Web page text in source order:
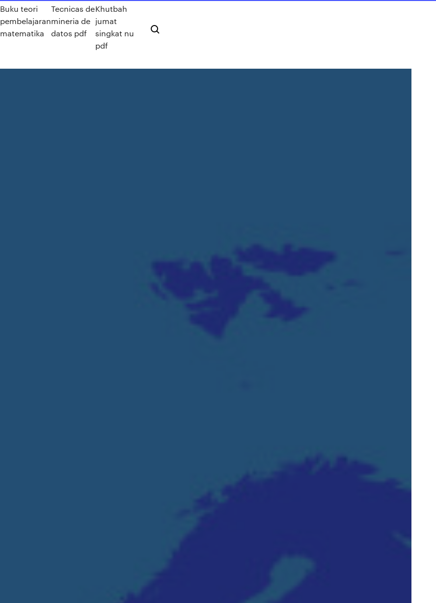
Buku teori
pembelajaran
matematika
Tecnicas de
mineria de
datos pdf
Khutbah
jumat
singkat nu
pdf